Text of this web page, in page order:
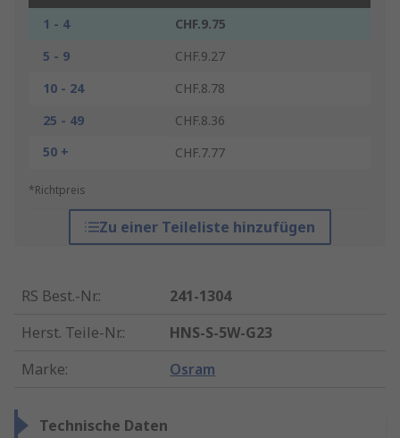
1 - 4
CHF.9.75
5 - 9
CHF.9.27
10 - 24
CHF.8.78
25 - 49
CHF.8.36
50 +
CHF.7.77
*Richtpreis
Zu einer Teileliste hinzufügen
RS Best.-Nr.:
241-1304
Herst. Teile-Nr.:
HNS-S-5W-G23
Marke: Osram
Technische Daten